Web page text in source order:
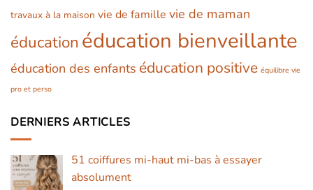
travaux à la maison vie de famille vie de maman
éducation éducation bienveillante
éducation des enfants éducation positive équilibre vie
pro et perso
DERNIERS ARTICLES
51 coiffures mi-haut mi-bas à essayer
absolument